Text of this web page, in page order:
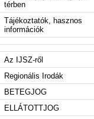
térben
Tájékoztatók, hasznos
információk
Az IJSZ-ről
Regionális Irodák
BETEGJOG
ELLÁTOTTJOG